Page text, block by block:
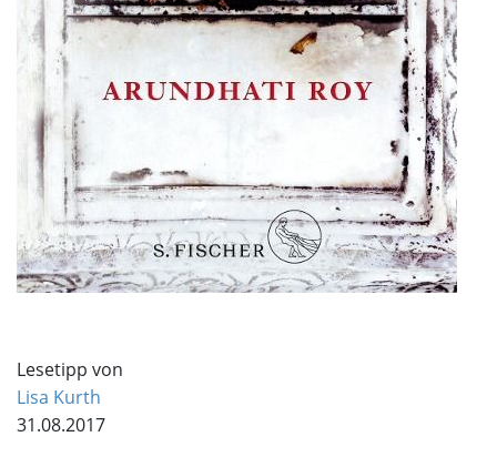
Lesetipp von
Lisa Kurth
31.08.2017